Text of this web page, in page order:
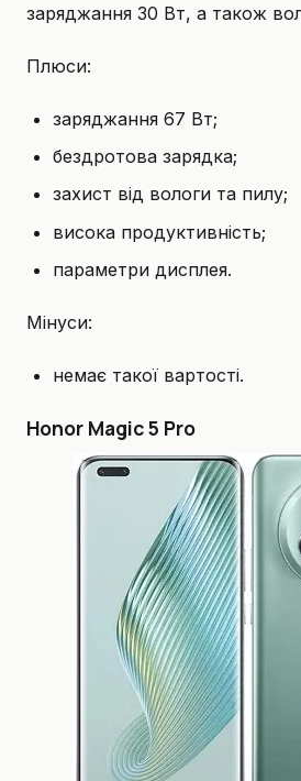
заряджання 30 Вт, а також
Плюси:
заряджання 67 Вт;
бездротова зарядка;
захист від вологи та пилу;
висока продуктивність;
параметри дисплея.
Мінуси:
немає такої вартості.
Honor Magic 5 Pro